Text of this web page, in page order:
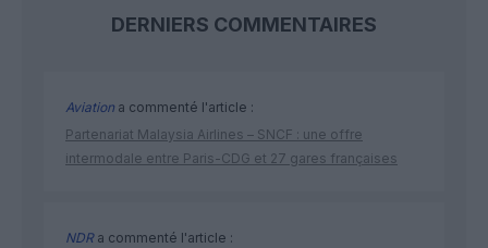
DERNIERS COMMENTAIRES
Aviation a commenté l'article :
Partenariat Malaysia Airlines – SNCF : une offre
intermodale entre Paris-CDG et 27 gares françaises
NDRa commenté l'article :